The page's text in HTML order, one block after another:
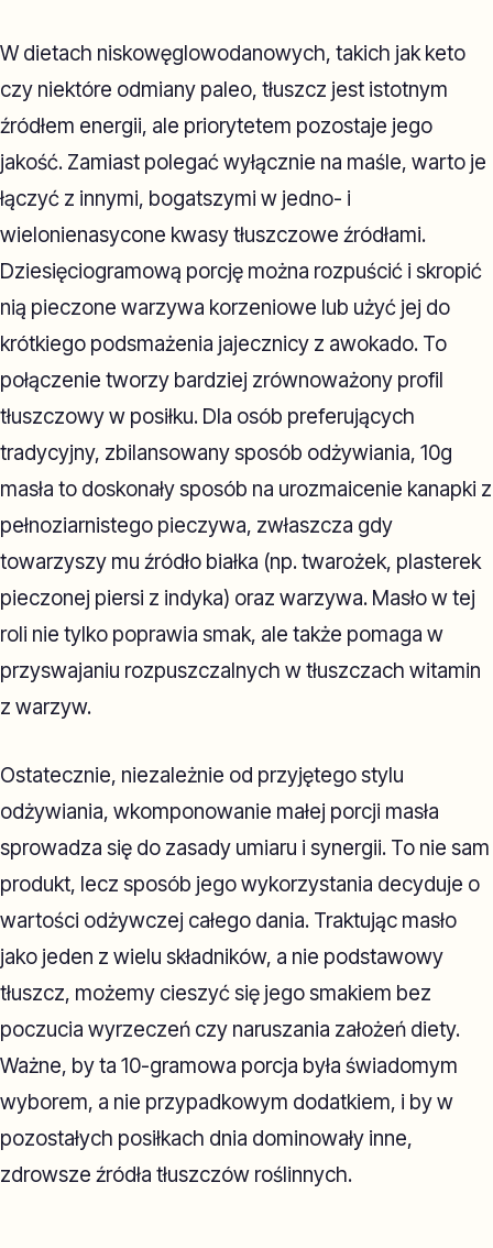
W dietach niskowęglowodanowych, takich jak keto
czy niektóre odmiany paleo, tłuszcz jest istotnym
źródłem energii, ale priorytetem pozostaje jego
jakość. Zamiast polegać wyłącznie na maśle, warto je
łączyć z innymi, bogatszymi w jedno- i
wielonienasycone kwasy tłuszczowe źródłami.
Dziesięciogramową porcję można rozpuścić i skropić
nią pieczone warzywa korzeniowe lub użyć jej do
krótkiego podsmażenia jajecznicy z awokado. To
połączenie tworzy bardziej zrównoważony profil
tłuszczowy w posiłku. Dla osób preferujących
tradycyjny, zbilansowany sposób odżywiania, 10g
masła to doskonały sposób na urozmaicenie kanapki z
pełnoziarnistego pieczywa, zwłaszcza gdy
towarzyszy mu źródło białka (np. twarożek, plasterek
pieczonej piersi z indyka) oraz warzywa. Masło w tej
roli nie tylko poprawia smak, ale także pomaga w
przyswajaniu rozpuszczalnych w tłuszczach witamin
z warzyw.
Ostatecznie, niezależnie od przyjętego stylu
odżywiania, wkomponowanie małej porcji masła
sprowadza się do zasady umiaru i synergii. To nie sam
produkt, lecz sposób jego wykorzystania decyduje o
wartości odżywczej całego dania. Traktując masło
jako jeden z wielu składników, a nie podstawowy
tłuszcz, możemy cieszyć się jego smakiem bez
poczucia wyrzeczeń czy naruszania założeń diety.
Ważne, by ta 10-gramowa porcja była świadomym
wyborem, a nie przypadkowym dodatkiem, i by w
pozostałych posiłkach dnia dominowały inne,
zdrowsze źródła tłuszczów roślinnych.